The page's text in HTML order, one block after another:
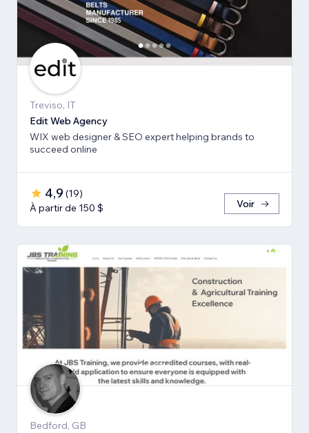
Treviso, IT
Edit Web Agency
WIX web designer & SEO expert helping brands to
succeed online
4,9 (19)
À partir de 150 $
Voir
Bedford, GB